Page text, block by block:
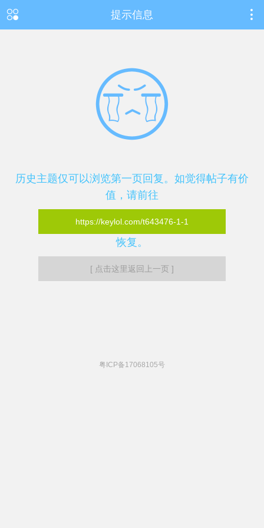
提示信息
历史主题仅可以浏览第一页回复。如觉得帖子有价
值，请前往
https://keylol.com/t643476-1-1
恢复。
[ 点击这里返回上一页 ]
粤ICP备17068105号